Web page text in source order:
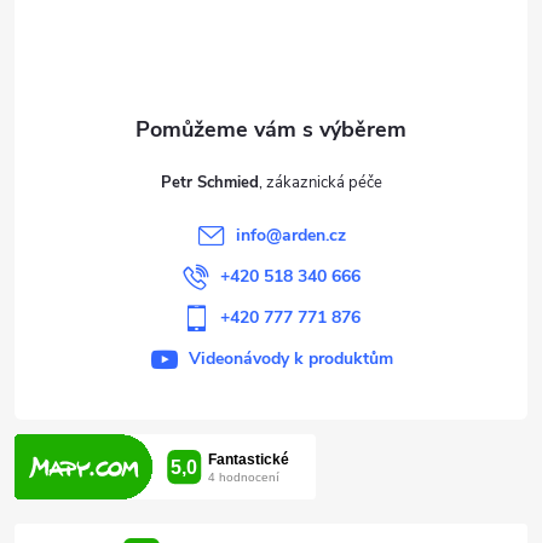
Petr Schmied
info@arden.cz
+420 518 340 666
+420 777 771 876
Videonávody k produktům